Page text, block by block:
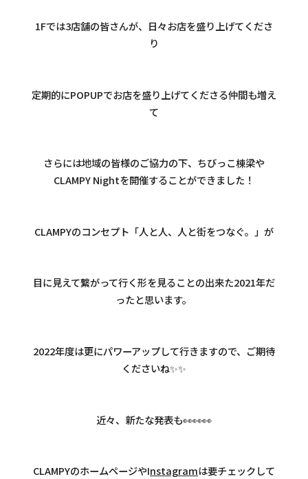
1Fでは3店舗の皆さんが、日々お店を盛り上げてくださ
り
定期的にPOPUPでお店を盛り上げてくださる仲間も増え
て
さらには地域の皆様のご協力の下、ちびっこ棟梁や
CLAMPY Nightを開催することができました！
CLAMPYのコンセプト「人と人、人と街をつなぐ。」が
目に見えて繋がって行く形を見ることの出来た2021年だ
ったと思います。
2022年度は更にパワーアップして行きますので、ご期待
くださいね✨✨
近々、新たな発表も👀👀👀
CLAMPYのホームページやInstagramは要チェックして